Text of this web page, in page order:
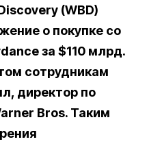
(WBD)
о покупке со
за $110 млрд.
сотрудникам
директор по
Bros. Таким